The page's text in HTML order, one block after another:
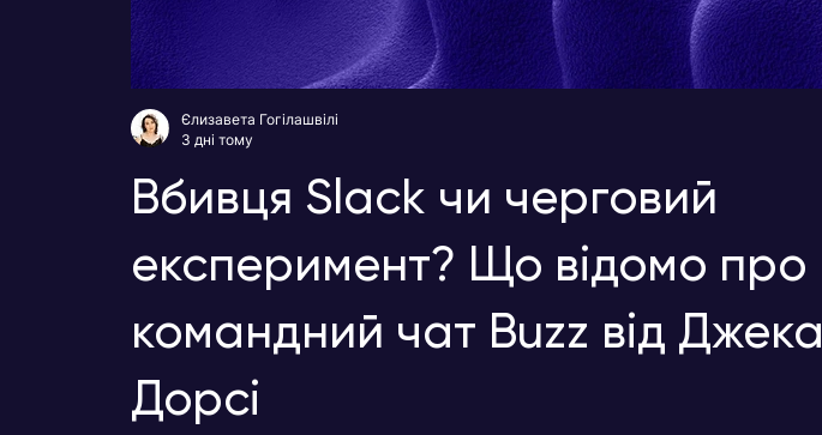
Вбивця Slack чи черговий
експеримент? Що відомо про
командний чат Buzz від Джека
Дорсі
Єлизавета Гогілашвілі
3 дні тому